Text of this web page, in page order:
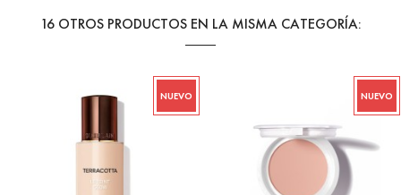
16 OTROS PRODUCTOS EN LA MISMA CATEGORÍA:
NUEVO NUEVO